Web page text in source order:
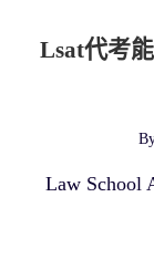
Lsat代考
Law School